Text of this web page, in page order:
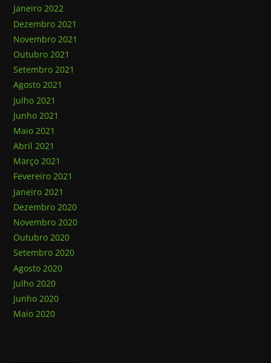
Janeiro 2022
Dezembro 2021
Novembro 2021
Outubro 2021
Setembro 2021
Agosto 2021
Julho 2021
Junho 2021
Maio 2021
Abril 2021
Março 2021
Fevereiro 2021
Janeiro 2021
Dezembro 2020
Novembro 2020
Outubro 2020
Setembro 2020
Agosto 2020
Julho 2020
Junho 2020
Maio 2020